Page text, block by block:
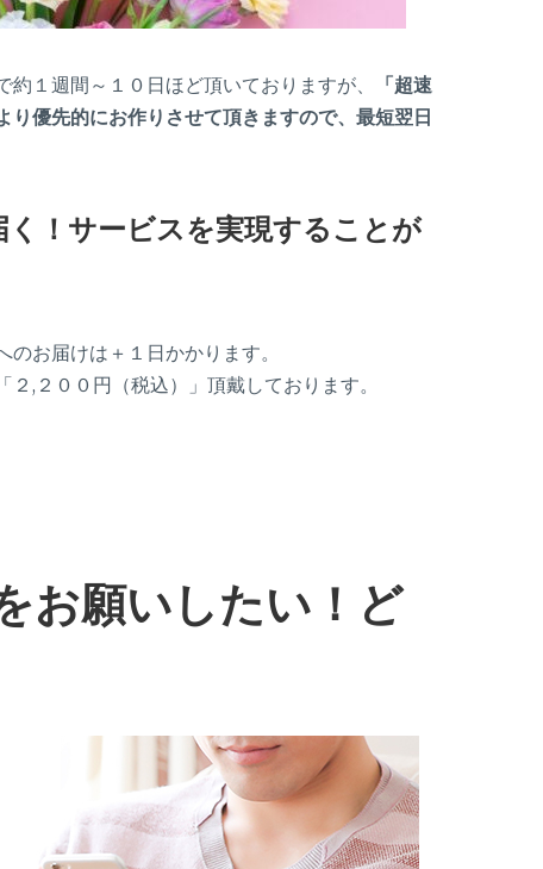
１週間～１０日ほど頂いておりますが、
「超速
優先的にお作りさせて頂きますので、最短翌日
！サービスを実現することが
お届けは＋１日かかります。
,２００円（税込）」頂戴しております。
お願いしたい！ど